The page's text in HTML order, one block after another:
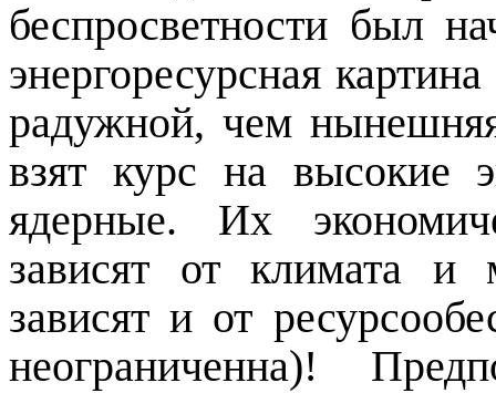
беспросветности был
энергоресурсная
радужной, чем
взят курс на высокие
ядерные. Их
зависят от климата и
зависят и от
неограниченна)!